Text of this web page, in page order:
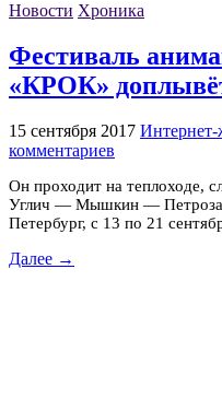
Новости Хроника
Фестиваль
«КРОК»
15 сентября 2017
комментариев
Он проходит на
Углич — Мышкин —
Петербург, с 13 по 21
Далее →